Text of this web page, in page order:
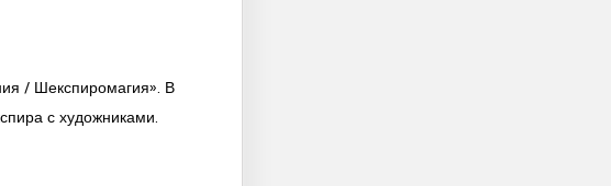
/ Шекспиромагия». В
с художниками.